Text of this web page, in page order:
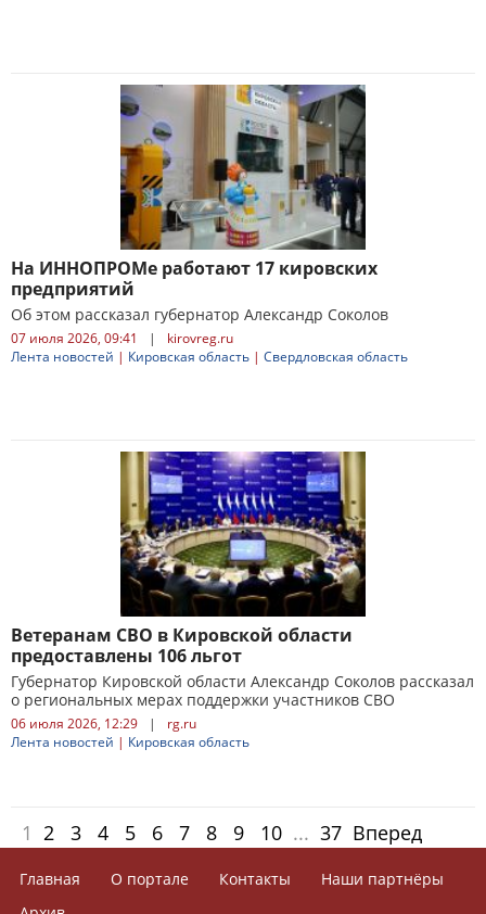
На ИННОПРОМе работают 17 кировских
предприятий
Об этом рассказал губернатор Александр Соколов
07 июля 2026, 09:41 |
kirovreg.ru
Лента новостей | Кировская область | Свердловская область
Ветеранам СВО в Кировской области
предоставлены 106 льгот
Губернатор Кировской области Александр Соколов рассказал
о региональных мерах поддержки участников СВО
06 июля 2026, 12:29 |
rg.ru
Лента новостей | Кировская область
1 2 3 4 5 6 7 8 9 10 ... 37 Вперед
Главная О портале Контакты
Наши партнёры